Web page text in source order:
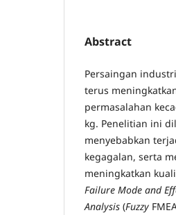
Abstract
Persaingan
terus
permasalahan
kg. Penelitian ini
menyebabkan
kegagalan, serta
meningkatkan
Failure Mode and
Analysis (Fuzzy